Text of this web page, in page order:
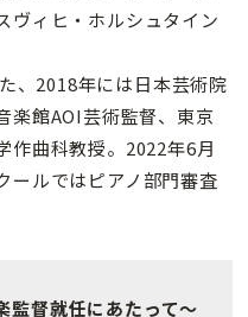
ヴィヒ・ホルシュタイン
、2018年には日本芸術院
楽館AOI芸術監督、東京
作曲科教授。2022年6月
ールではピアノ部門審査
監督就任にあたって～